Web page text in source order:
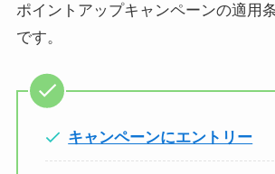
ポイントアップキャンペーンの適用
です。
キャンペーンにエントリー